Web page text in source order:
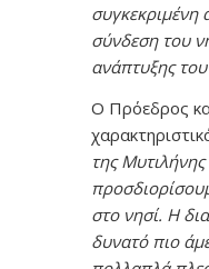
συγκεκριμένη
σύνδεση του
ανάπτυξης
Ο Πρόεδρος
της
στο νησί. Η
δυνατό πιο